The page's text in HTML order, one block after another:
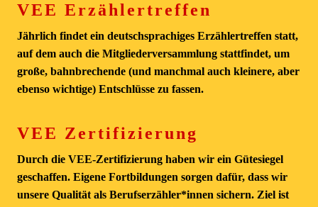
VEE Erzählertreffen
Jährlich findet ein deutschsprachiges Erzählertreffen statt,
auf dem auch die Mitgliederversammlung stattfindet, um
große, bahnbrechende (und manchmal auch kleinere, aber
ebenso wichtige) Entschlüsse zu fassen.
VEE Zertifizierung
Durch die VEE-Zertifizierung haben wir ein Gütesiegel
geschaffen. Eigene Fortbildungen sorgen dafür, dass wir
unsere Qualität als Berufserzähler*innen sichern. Ziel ist